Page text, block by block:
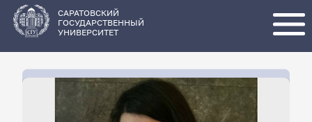
основному
содержанию
САРАТОВСКИЙ
ГОСУДАРСТВЕННЫЙ
УНИВЕРСИТЕТ